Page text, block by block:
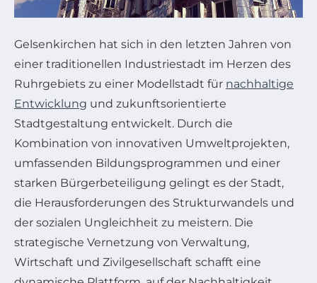
Gelsenkirchen hat sich in den letzten Jahren von
einer traditionellen Industriestadt im Herzen des
Ruhrgebiets zu einer Modellstadt für nachhaltige
Entwicklung und zukunftsorientierte
Stadtgestaltung entwickelt. Durch die
Kombination von innovativen Umweltprojekten,
umfassenden Bildungsprogrammen und einer
starken Bürgerbeteiligung gelingt es der Stadt,
die Herausforderungen des Strukturwandels und
der sozialen Ungleichheit zu meistern. Die
strategische Vernetzung von Verwaltung,
Wirtschaft und Zivilgesellschaft schafft eine